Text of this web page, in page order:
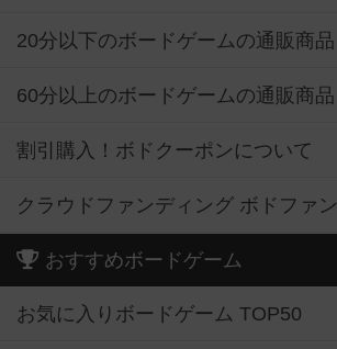
20分以下のボードゲームの通販商品
60分以上のボードゲームの通販商品
割引購入！ボドクーポンについて
クラウドファンディング ボドファン
おすすめボードゲーム
お気に入りボードゲーム TOP50